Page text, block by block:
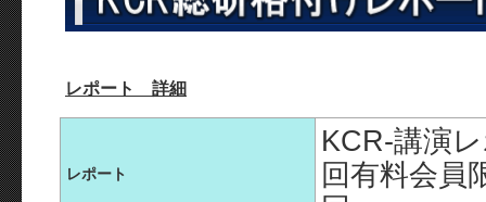
レポート 詳細
レポート
KCR-講演
回有料会員